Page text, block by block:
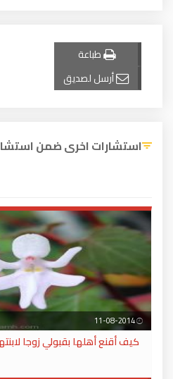
طباعة
أرسل لصديق
استشارات اخرى ضمن
كيف أقنع أهلها بقبولي زوجا